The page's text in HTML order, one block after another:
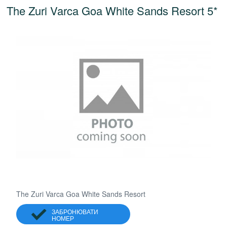
The Zuri Varca Goa White Sands Resort 5*
The Zuri Varca Goa White Sands Resort
ЗАБРОНЮВАТИ
НОМЕР